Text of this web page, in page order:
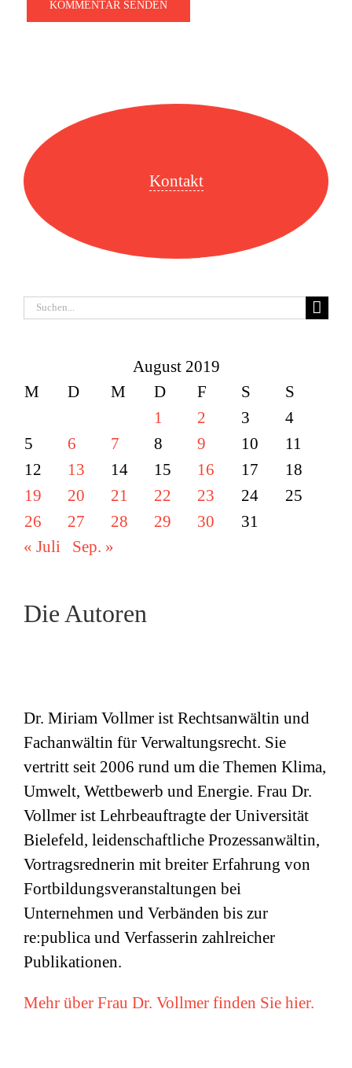
Kontakt
Suche
August 2019
M
D M D F S
S
1
2 3
4
5
6 7 8 9 10
11
12
13 14 15 16 17
18
19
20 21 22 23 24
25
26
27 28 29 30
31
« Juli
Sep. »
Die Autoren
Dr. Miriam Vollmer ist Rechtsanwältin und
Fachanwältin für Verwaltungsrecht. Sie
vertritt seit 2006 rund um die Themen Klima,
Umwelt, Wettbewerb und Energie. Frau Dr.
Vollmer ist Lehrbeauftragte der Universität
Bielefeld, leidenschaftliche Prozessanwältin,
Vortragsrednerin mit breiter Erfahrung von
Fortbildungsveranstaltungen bei
Unternehmen und Verbänden bis zur
re:publica und Verfasserin zahlreicher
Publikationen.
Mehr über Frau Dr. Vollmer finden Sie hier.